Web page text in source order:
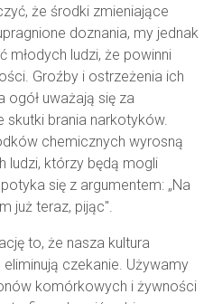
że środki zmieniające
doznania, my jednak
ludzi, że powinni
Groźby i ostrzeżenia ich
ogół uważają się za
skutki brania narkotyków.
chemicznych wyrosną
ludzi, którzy będą mogli
się z argumentem: „Na
już teraz, pijąc".
to, że nasza kultura
czekanie. Używamy
komórkowych i żywności